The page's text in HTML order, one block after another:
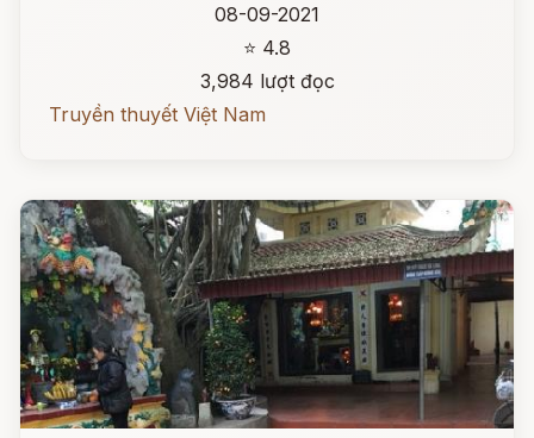
08-09-2021
⭐ 4.8
3,984 lượt đọc
Truyền thuyết Việt Nam